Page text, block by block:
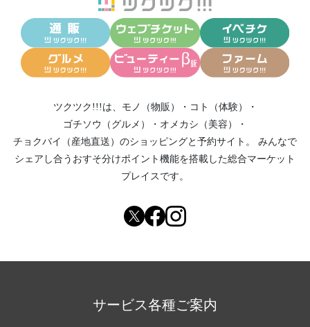
ツクツク!!!は、 モノ（物販） ・ コト（体験）
・
ゴチソウ（グルメ）
・ オメカシ（美容）
・
チョクバイ（産地直送） のショッピングと予約サイト。
みんなで
シェアし合う おすそ分けポイント機能を搭載した総合マーケット
プレイスです。
サービス各種ご案内